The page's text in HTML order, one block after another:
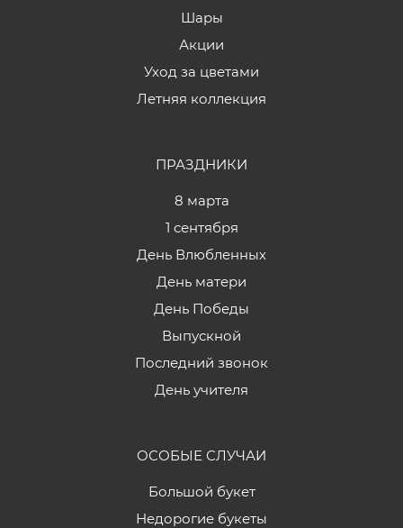
Шары
Акции
Уход за цветами
Летняя коллекция
ПРАЗДНИКИ
8 марта
1 сентября
День Влюбленных
День матери
День Победы
Выпускной
Последний звонок
День учителя
ОСОБЫЕ СЛУЧАИ
Большой букет
Недорогие букеты